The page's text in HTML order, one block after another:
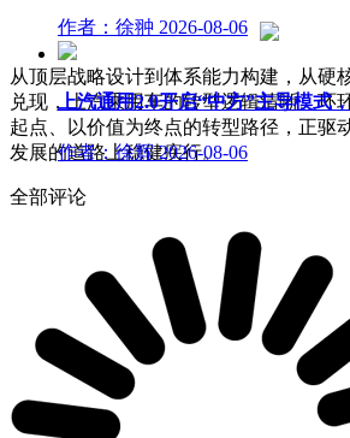
从顶层战略设计到体系能力构建，从硬
兑现，上汽乘用车的转型逻辑清晰、环
起点、以价值为终点的转型路径，正驱
发展的道路上稳健疾行。
作者：徐翀 2026-08-06
上汽通用2.0开启“中方”主导模式
作者：徐辉 2026-08-06
全部评论